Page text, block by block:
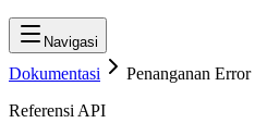
Navigasi
Dokumentasi
Penanganan Error
Referensi API